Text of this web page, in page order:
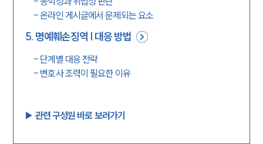
-온라인 게시글에서 문제되는 요소
5. 명예훼손징역 | 대응 방법
- 단계별 대응 전략
- 변호사 조력이 필요한 이유
▶︎ 관련 구성원 바로 보러가기